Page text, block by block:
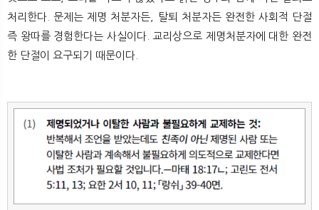
처리한다. 문제는 제명 처분자든, 탈퇴 처분자든 완전한 사회적 단절
즉 왕따를 경험한다는 사실이다. 교리상으로 제명처분자에 대한 완전
한 단절이 요구되기 때문이다.